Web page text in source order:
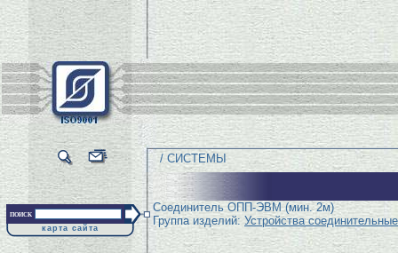
/ СИСТЕМЫ
поиск
карта сайта
Соединитель ОПП-ЭВМ (мин. 2м)
Группа изделий: Устройства соединительные